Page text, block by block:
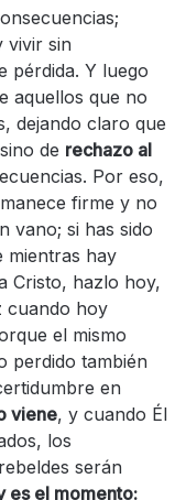
vivir sin
pérdida. Y luego
aquellos que no
dejando claro que
de rechazo al
Por eso,
firme y no
vano; si has sido
mientras hay
Cristo, hazlo hoy,
cuando hoy
el mismo
perdido también
en
viene, y cuando Él
los
serán
es el momento: